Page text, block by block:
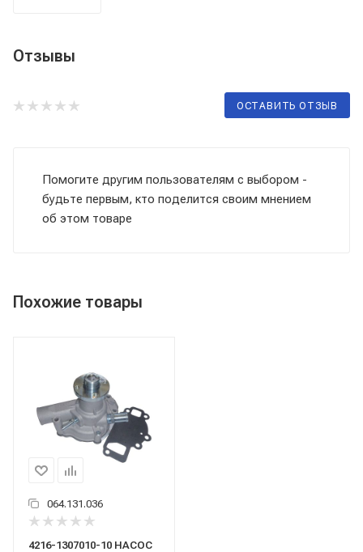
Отзывы
ОСТАВИТЬ ОТЗЫВ
Помогите другим пользователям с выбором -
будьте первым, кто поделится своим мнением
об этом товаре
Похожие товары
064.131.036
4216-1307010-10 НАСОС